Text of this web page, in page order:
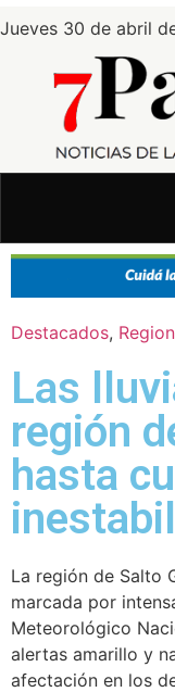
Jueves 30 de abril
Destacados,
Las
región
hasta
La región de Salto
marcada por
Meteorológico
alertas amarillo y
afectación en los